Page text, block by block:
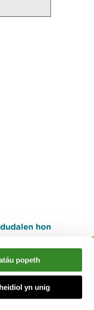
popeth
yn unig
hon
I fyny